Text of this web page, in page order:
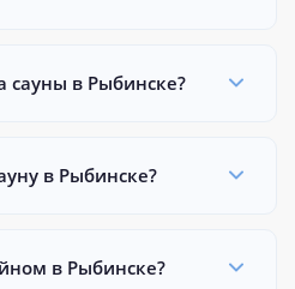
сауны в Рыбинске?
в Рыбинске?
в Рыбинске?